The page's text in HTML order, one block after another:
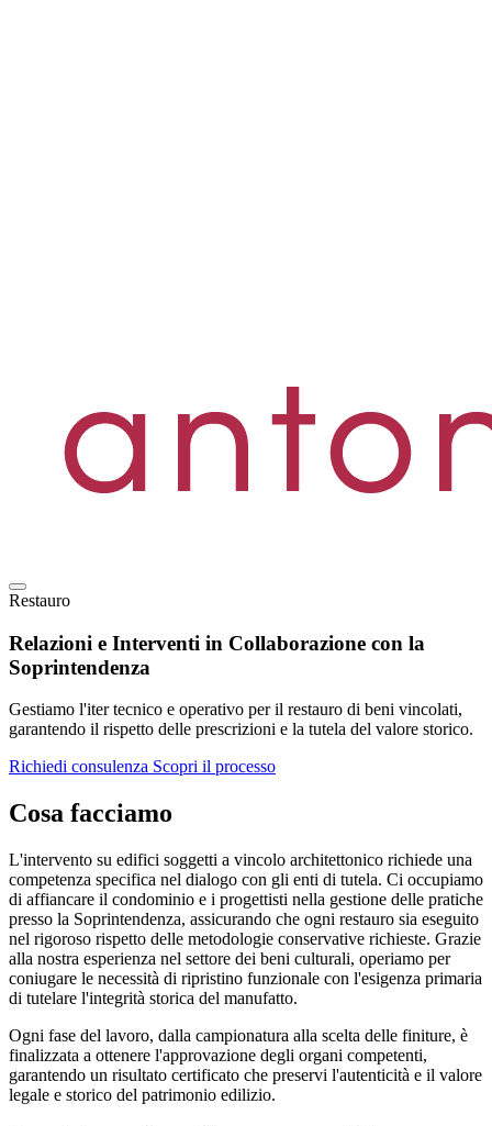
Restauro
Relazioni e Interventi in Collaborazione con la
Soprintendenza
Gestiamo l'iter tecnico e operativo per il restauro di beni vincolati,
garantendo il rispetto delle prescrizioni e la tutela del valore storico.
Richiedi consulenza Scopri il processo
Cosa facciamo
L'intervento su edifici soggetti a vincolo architettonico richiede una
competenza specifica nel dialogo con gli enti di tutela. Ci occupiamo
di affiancare il condominio e i progettisti nella gestione delle pratiche
presso la Soprintendenza, assicurando che ogni restauro sia eseguito
nel rigoroso rispetto delle metodologie conservative richieste. Grazie
alla nostra esperienza nel settore dei beni culturali, operiamo per
coniugare le necessità di ripristino funzionale con l'esigenza primaria
di tutelare l'integrità storica del manufatto.
Ogni fase del lavoro, dalla campionatura alla scelta delle finiture, è
finalizzata a ottenere l'approvazione degli organi competenti,
garantendo un risultato certificato che preservi l'autenticità e il valore
legale e storico del patrimonio edilizio.